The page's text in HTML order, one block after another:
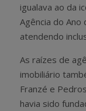
igualava ao da
Agência do Ano
atendendo
As raízes de
imobiliário
Franzé e
havia sido